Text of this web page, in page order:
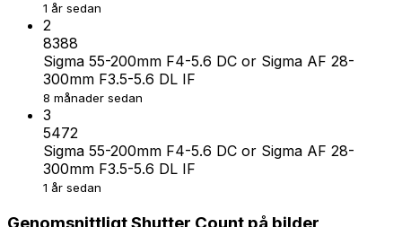
1 år sedan
2
8388
Sigma 55-200mm F4-5.6 DC or Sigma AF 28-
300mm F3.5-5.6 DL IF
8 månader sedan
3
5472
Sigma 55-200mm F4-5.6 DC or Sigma AF 28-
300mm F3.5-5.6 DL IF
1 år sedan
Genomsnittligt Shutter Count på bilder